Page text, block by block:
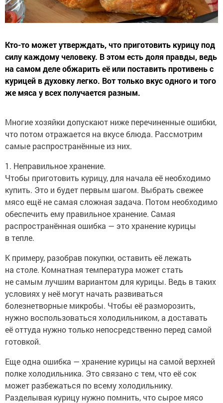
Кто-то может утверждать, что приготовить курицу под
силу каждому человеку. В этом есть доля правды, ведь
на самом деле обжарить её или поставить противень с
курицей в духовку легко. Вот только вкус одного и того
же мяса у всех получается разным.
Многие хозяйки допускают ниже перечиненные ошибки,
что потом отражается на вкусе блюда. Рассмотрим
самые распространённые из них.
1. Неправильное хранение.
Чтобы приготовить курицу, для начала её необходимо
купить. Это и будет первым шагом. Выбрать свежее
мясо ещё не самая сложная задача. Потом необходимо
обеспечить ему правильное хранение. Самая
распространённая ошибка — это хранение курицы
в тепле.
К примеру, разобрав покупки, оставить её лежать
на столе. Комнатная температура может стать
не самым лучшим вариантом для курицы. Ведь в таких
условиях у неё могут начать развиваться
болезнетворные микробы. Чтобы её разморозить,
нужно воспользоваться холодильником, а доставать
её оттуда нужно только непосредственно перед самой
готовкой.
Еще одна ошибка — хранение курицы на самой верхней
полке холодильника. Это связано с тем, что её сок
может разбежаться по всему холодильнику.
Разделывая курицу нужно помнить, что сырое мясо